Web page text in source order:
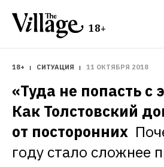
18+
18+ СИТУАЦИЯ 11 ОКТЯБРЯ 2018
«Туда не попасть с
Как Толстовский
от посторонних
году стало сложнее